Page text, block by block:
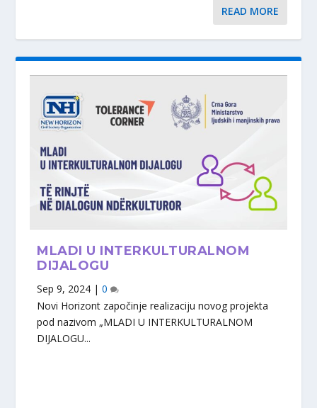
READ MORE
MLADI U INTERKULTURALNOM
DIJALOGU
Sep 9, 2024 |0
Novi Horizont započinje realizaciju novog projekta
pod nazivom „MLADI U INTERKULTURALNOM
DIJALOGU...